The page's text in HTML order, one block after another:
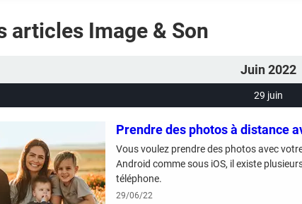
articles Image & Son
Juin 2022
29 juin
Prendre des photos à distance
Vous voulez prendre des photos avec
Android comme sous iOS, il existe
téléphone.
29/06/22